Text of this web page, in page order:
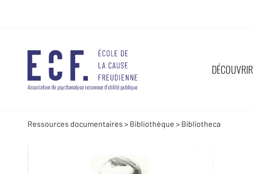
DÉCOUVRIR
Ressources documentaires > Bibliothèque > Bibliotheca